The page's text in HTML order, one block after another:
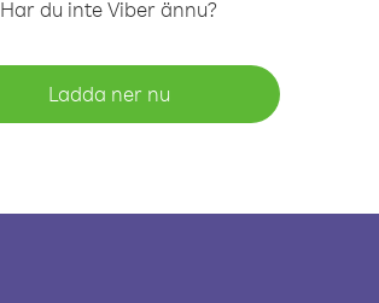
Har du inte Viber ännu?
Ladda ner nu